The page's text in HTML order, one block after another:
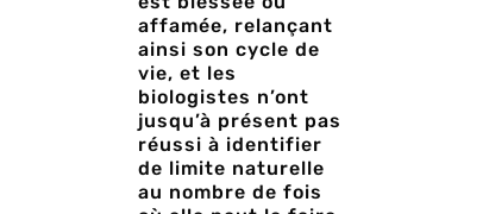
affamée, relançant
ainsi son cycle de
vie, et les
biologistes n’ont
jusqu’à présent pas
réussi à identifier
de limite naturelle
au nombre de fois